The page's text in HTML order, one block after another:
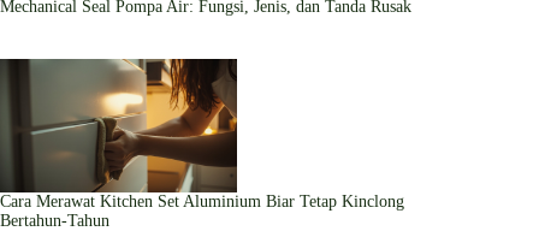
Mechanical Seal Pompa Air: Fungsi, Jenis, dan Tanda Rusak
Cara Merawat Kitchen Set Aluminium Biar Tetap Kinclong
Bertahun-Tahun